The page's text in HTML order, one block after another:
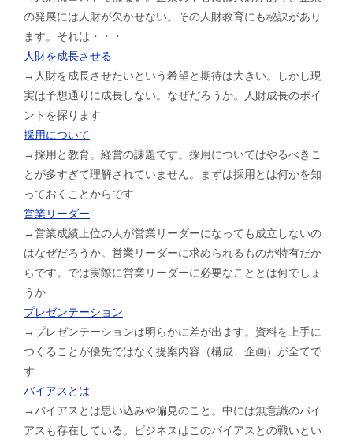
の発展には人財が欠かせない。その人財教育にも秘訣があり
ます。それは・・・
人財を成長させる
→人財を成長させたいという希望と期待は大きい。しかし現
実は予想通りに成長しない。なぜだろうか。人財成長のポイ
ントを探ります
採用について
→採用と教育。経営の課題です。採用についてはやるべきこ
とが多すぎて理解されていません。まずは採用とは何かを知
っておくことからです
営業リーダー
→営業成績上位の人が営業リーダーになっても成立しないの
はなぜだろうか。営業リーダーに求められるものが特有だか
らです。では実際に営業リーダーに必要なこととは何でしょ
うか
プレゼンテーション
→プレゼンテーションは明らかに差が出ます。資料を上手に
つくることが優先ではなく提案内容（構成、企画）が全てで
す
バイアスとは
→バイアスとは思い込みや偏見のこと。中には無意識のバイ
アスも存在している。ビジネスはこのバイアスとの戦いとい